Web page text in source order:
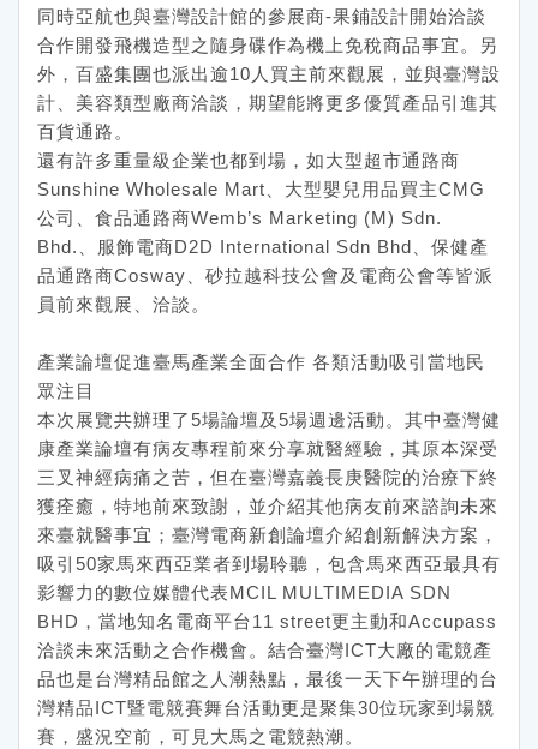
同時亞航也與臺灣設計館的參展商-果鋪設計開始洽談
合作開發飛機造型之隨身碟作為機上免稅商品事宜。另
外，百盛集團也派出逾10人買主前來觀展，並與臺灣設
計、美容類型廠商洽談，期望能將更多優質產品引進其
百貨通路。
還有許多重量級企業也都到場，如大型超市通路商
Sunshine Wholesale Mart、大型嬰兒用品買主CMG
公司、食品通路商Wemb’s Marketing (M) Sdn.
Bhd.、服飾電商D2D International Sdn Bhd、保健產
品通路商Cosway、砂拉越科技公會及電商公會等皆派
員前來觀展、洽談。
產業論壇促進臺馬產業全面合作 各類活動吸引當地民
眾注目
本次展覽共辦理了5場論壇及5場週邊活動。其中臺灣健
康產業論壇有病友專程前來分享就醫經驗，其原本深受
三叉神經病痛之苦，但在臺灣嘉義長庚醫院的治療下終
獲痊癒，特地前來致謝，並介紹其他病友前來諮詢未來
來臺就醫事宜；臺灣電商新創論壇介紹創新解決方案，
吸引50家馬來西亞業者到場聆聽，包含馬來西亞最具有
影響力的數位媒體代表MCIL MULTIMEDIA SDN
BHD，當地知名電商平台11 street更主動和Accupass
洽談未來活動之合作機會。結合臺灣ICT大廠的電競產
品也是台灣精品館之人潮熱點，最後一天下午辦理的台
灣精品ICT暨電競賽舞台活動更是聚集30位玩家到場競
賽，盛況空前，可見大馬之電競熱潮。